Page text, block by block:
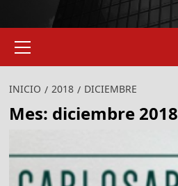
primario
INICIO 2018 DICIEMBRE
Mes: diciembre 2018